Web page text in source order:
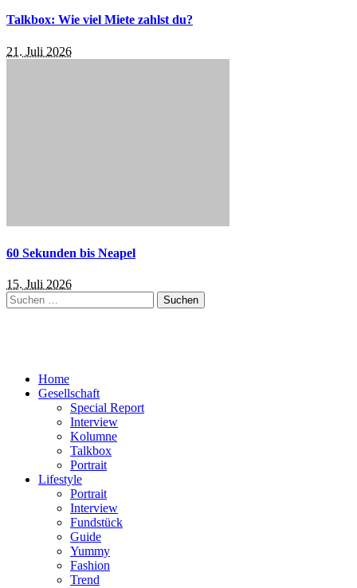
Talkbox: Wie viel Miete zahlst du?
21. Juli 2026
60 Sekunden bis Neapel
15. Juli 2026
Suchen
nach:
Home
Gesellschaft
Special Report
Interview
Kolumne
Talkbox
Portrait
Lifestyle
Portrait
Interview
Fundstück
Guide
Yummy
Fashion
Trend